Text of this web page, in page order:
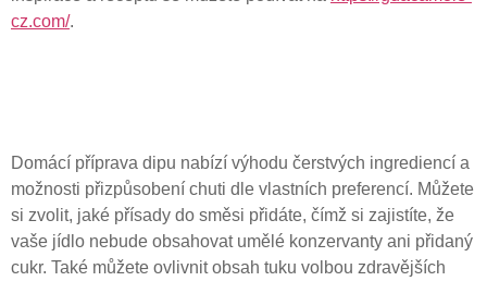
cz.com/.
Domácí příprava dipu nabízí výhodu čerstvých ingrediencí a
možnosti přizpůsobení chuti dle vlastních preferencí. Můžete
si zvolit, jaké přísady do směsi přidáte, čímž si zajistíte, že
vaše jídlo nebude obsahovat umělé konzervanty ani přidaný
cukr. Také můžete ovlivnit obsah tuku volbou zdravějších